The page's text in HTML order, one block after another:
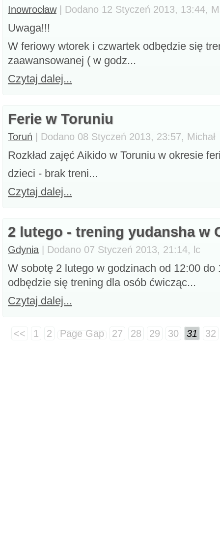
Inowrocław| Dodano 12 Styczeń 2013, 13:44,
Uwaga!!!
W feriowy wtorek i czwartek odbędzie się
zaawansowanej ( w godz...
Czytaj dalej...
Ferie w Toruniu
Toruń | Dodano 08 Styczeń 2013, 23:57, Michał
Rozkład zajęć Aikido w Toruniu w okresie
dzieci - brak treni...
Czytaj dalej...
2 lutego - trening yudansha w
Gdynia | Dodano 07 Styczeń 2013, 21:14, lc
W sobotę 2 lutego w godzinach od 12:00 do
odbędzie się trening dla osób ćwicząc...
Czytaj dalej...
<< 1 2 Page Gap 27 28 29 30 31 32